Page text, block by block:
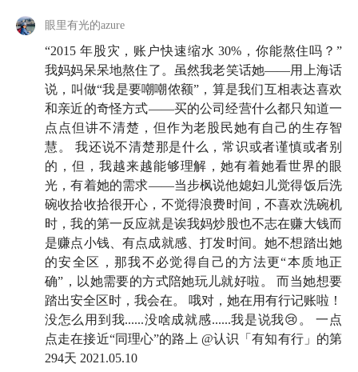
眼里有光的azure
“2015 年股灾，账户快速缩水 30%，你能熬住吗？”
我妈妈呆呆地熬住了。虽然我老笑话她——用上海话
说，叫做“我是要嘲嘲侬额”，算是我们互相表达喜欢
和亲近的奇怪方式——买的公司经营什么都只知道一
点点但讲不清楚，但作为老股民她有自己的生存智
慧。 我还说不清楚那是什么，常识或者谨慎或者别
的，但，我越来越能够理解，她有着她看世界的眼
光，有着她的需求——当步枫说他媳妇儿觉得饭后洗
碗收拾收拾很开心，不觉得浪费时间，不喜欢洗碗机
时，我的第一反应就是诶我妈炒股也不志在赚大钱而
是赚点小钱、有点成就感、打发时间。她不想踏出她
的安全区，那我不必觉得自己的方法更“本质地正
确”，以她需要的方式陪她玩儿就好啦。 而当她想要
踏出安全区时，我会在。 哦对，她在用有行记账啦！
没怎么用到我......没啥成就感......我是说我😢。 一点
点走在接近“同理心”的路上 @认识「有知有行」的第
294天 2021.05.10